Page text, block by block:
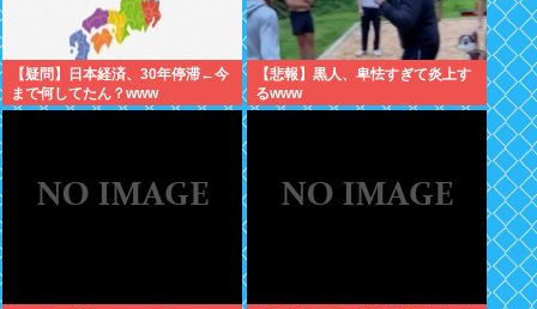
【疑問】日本経済、30年停滞←今
まで何してたん？www
【悲報】黒人、卑怯すぎて炎上す
るwww